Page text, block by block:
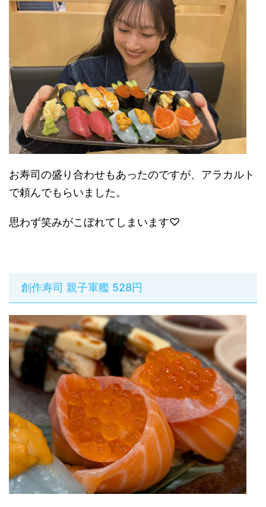
お寿司の盛り合わせもあったのですが、アラカルト
で頼んでもらいました。
思わず笑みがこぼれてしまいます♡
創作寿司 親子軍艦 528円